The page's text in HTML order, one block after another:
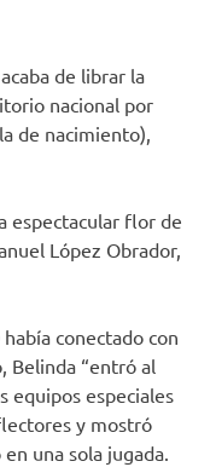
de librar la
nacional por
de nacimiento),
espectacular flor de
López Obrador,
conectado con
Belinda “entró al
equipos especiales
y mostró
una sola jugada.